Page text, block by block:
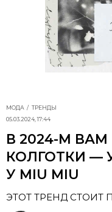
МОДА
ТРЕНДЫ
05.03.2024, 17:44
В 2024-М
КОЛГОТКИ —
У MIU MIU
ЭТОТ ТРЕНД СТОИТ